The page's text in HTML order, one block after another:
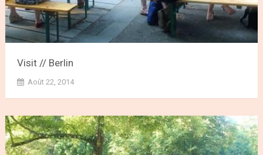
Visit // Berlin
Août 22, 2014